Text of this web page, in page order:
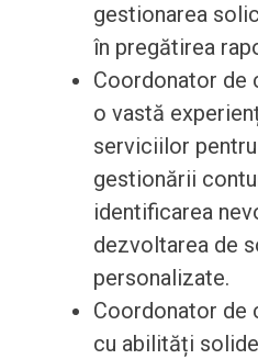
gestionarea
în pregătirea
Coordonator de
o vastă
serviciilor
gestionării
identificarea
dezvoltarea de
personalizate.
Coordonator de
cu abilități